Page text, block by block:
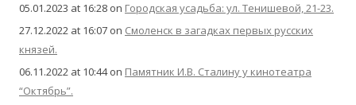
05.01.2023 at 16:28 on Городская усадьба: ул. Тенишевой, 21-23.
27.12.2022 at 16:07 on Смоленск в загадках первых русских
князей.
06.11.2022 at 10:44on Памятник И.В. Сталину у кинотеатра
“Октябрь”.